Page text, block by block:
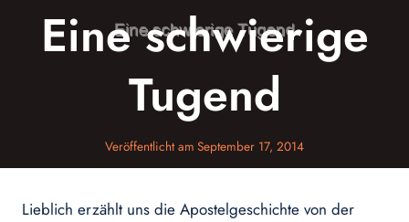
Eine schwierige
Tugend
Veröffentlicht am September 17, 2014
Lieblich erzählt uns die Apostelgeschichte von der